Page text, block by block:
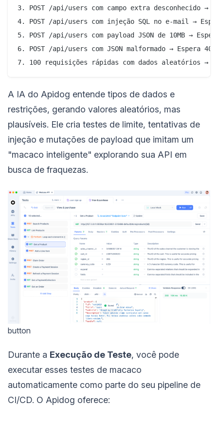
3. POST /api/users com campo extra desconhecido →
4. POST /api/users com injeção SQL no e-mail →
5. POST /api/users com payload JSON de 10MB →
6. POST /api/users com JSON malformado → Espera 400
A IA do Apidog entende tipos de dados e
restrições, gerando valores aleatórios, mas
plausíveis. Ele cria testes de limite, tentativas de
injeção e mutações de payload que imitam um
"macaco inteligente" explorando sua API em
busca de fraquezas.
button
Durante a Execução de Teste, você pode
executar esses testes de macaco
automaticamente como parte do seu pipeline de
CI/CD. O Apidog oferece: